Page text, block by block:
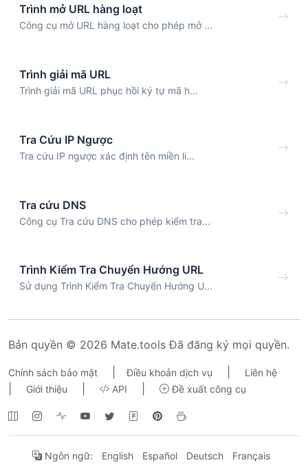
Trình mở URL hàng loạt
Công cụ mở URL hàng loạt cho phép mở ...
Trình giải mã URL
Trình giải mã URL phục hồi ký tự mã h...
Tra Cứu IP Ngược
Tra cứu IP ngược xác định tên miền li...
Tra cứu DNS
Công cụ Tra cứu DNS cho phép kiểm tra...
Trình Kiểm Tra Chuyển Hướng URL
Sử dụng Trình Kiểm Tra Chuyển Hướng U...
Bản quyền © 2026 Mate.tools Đã đăng ký mọi quyền.
Chính sách bảo mật Điều khoản dịch vụ Liên hệ
Giới thiệu API Đề xuất công cụ
Ngôn ngữ: English Español Deutsch
Français